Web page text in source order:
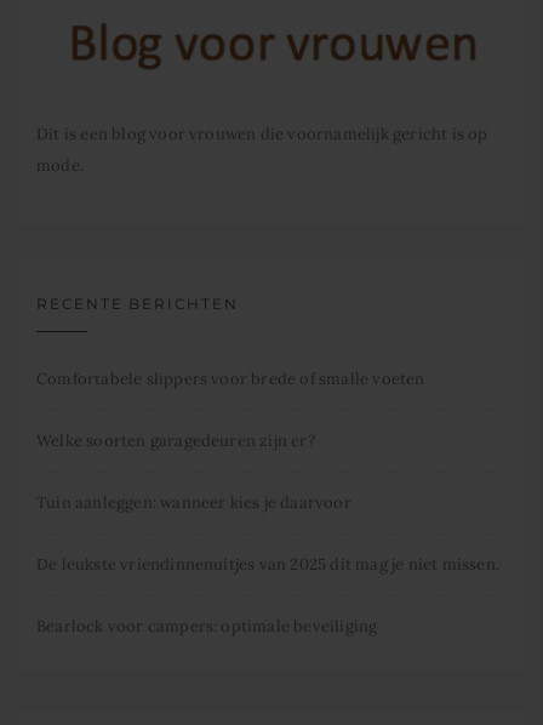
Dit is een blog voor vrouwen die voornamelijk gericht is op
mode.
RECENTE BERICHTEN
Comfortabele slippers voor brede of smalle voeten
Welke soorten garagedeuren zijn er?
Tuin aanleggen: wanneer kies je daarvoor
De leukste vriendinnenuitjes van 2025 dit mag je niet missen.
Bearlock voor campers: optimale beveiliging